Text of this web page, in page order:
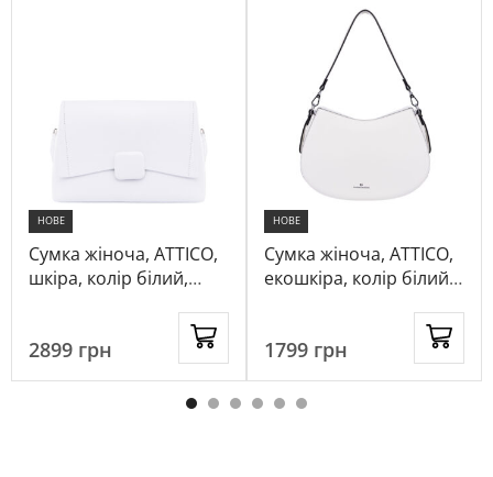
НОВЕ
Сумка жіноча, ATTICO,
шкіра, колір білий,
2899 грн
НОВЕ
Сумка жіноча, ATTICO,
екошкіра, колір білий,
1799 грн